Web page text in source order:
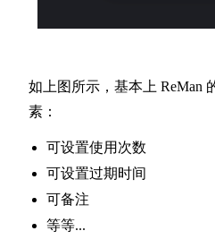
如上图所示，基本上 ReMan
素：
可设置使用次数
可设置过期时间
可备注
等等...